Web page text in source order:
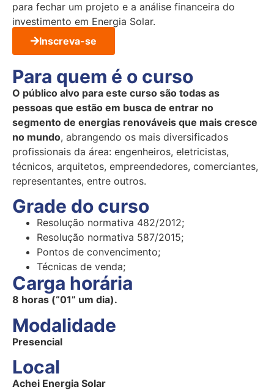
para fechar um projeto e a análise financeira do
investimento em Energia Solar.
Inscreva-se
Para quem é o curso
O público alvo para este curso são todas as
pessoas que estão em busca de entrar no
segmento de energias renováveis que mais cresce
no mundo, abrangendo os mais diversificados
profissionais da área: engenheiros, eletricistas,
técnicos, arquitetos, empreendedores, comerciantes,
representantes, entre outros.
Grade do curso
Resolução normativa 482/2012;
Resolução normativa 587/2015;
Pontos de convencimento;
Técnicas de venda;
Carga horária
8 horas (“01” um dia).
Modalidade
Presencial
Local
Achei Energia Solar